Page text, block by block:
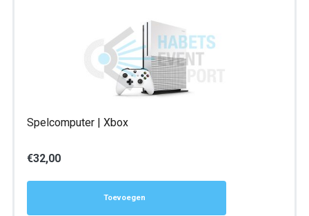
Spelcomputer | Xbox
€32,00
Toevoegen